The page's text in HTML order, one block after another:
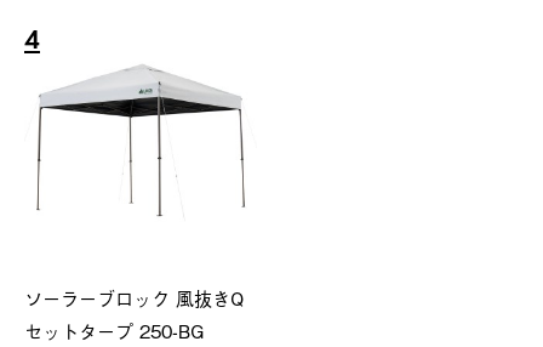
4
ソーラーブロック 風抜きQ
セットタープ 250-BG